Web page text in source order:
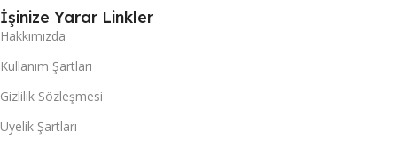
İşinize Yarar Linkler
Hakkımızda
Kullanım Şartları
Gizlilik Sözleşmesi
Üyelik Şartları